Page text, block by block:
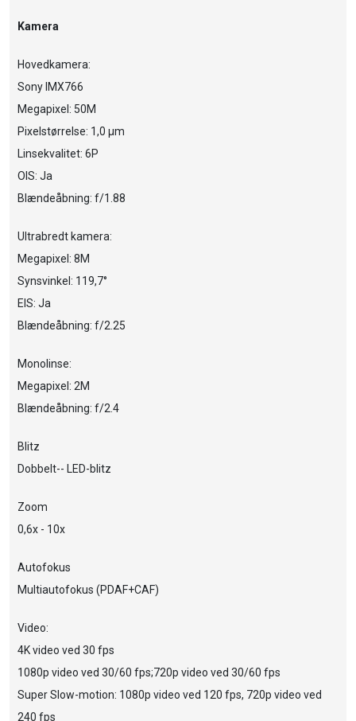
Kamera
Hovedkamera:
Sony IMX766
Megapixel: 50M
Pixelstørrelse: 1,0 µm
Linsekvalitet: 6P
OIS: Ja
Blændeåbning: f/1.88
Ultrabredt kamera:
Megapixel: 8M
Synsvinkel: 119,7°
EIS: Ja
Blændeåbning: f/2.25
Monolinse:
Megapixel: 2M
Blændeåbning: f/2.4
Blitz
Dobbelt-- LED-blitz
Zoom
0,6x - 10x
Autofokus
Multiautofokus (PDAF+CAF)
Video:
4K video ved 30 fps
1080p video ved 30/60 fps;720p video ved 30/60 fps
Super Slow-motion: 1080p video ved 120 fps, 720p video ved
240 fps